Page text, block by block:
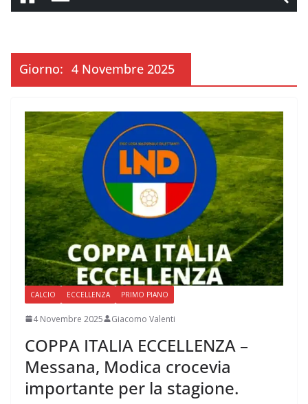
Giorno: 4 Novembre 2025
CALCIO ECCELLENZA PRIMO PIANO
4 Novembre 2025 Giacomo Valenti
COPPA ITALIA ECCELLENZA –
Messana, Modica crocevia
importante per la stagione.